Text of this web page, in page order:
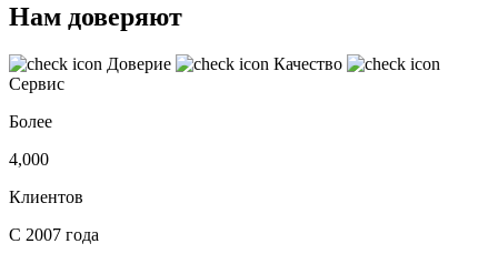
Нам доверяют
Доверие
Качество
Сервис
Более
4,000
Клиентов
С 2007 года